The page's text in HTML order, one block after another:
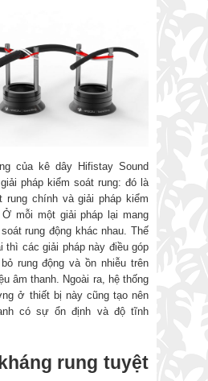
của kê dây Hifistay Sound
pháp kiểm soát rung: đó là
rung chính và giải pháp kiểm
mỗi một giải pháp lại mang
rung động khác nhau. Thế
thì các giải pháp này điều góp
rung động và ồn nhiễu trên
âm thanh. Ngoài ra, hệ thống
ở thiết bị này cũng tạo nên
có sự ổn định và độ tĩnh
rung tuyệt